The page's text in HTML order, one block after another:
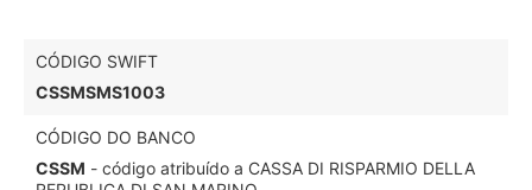
CÓDIGO SWIFT
CSSMSMS1003
CÓDIGO DO BANCO
CSSM - código atribuído a CASSA DI RISPARMIO DELLA